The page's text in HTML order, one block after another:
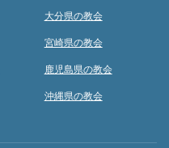
大分県の教会
宮崎県の教会
鹿児島県の教会
沖縄県の教会